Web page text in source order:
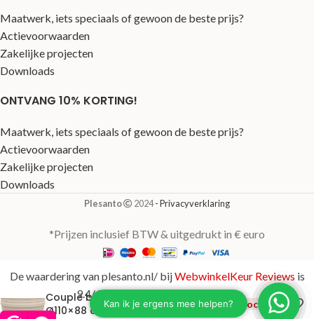
Maatwerk, iets speciaals of gewoon de beste prijs?
Actievoorwaarden
Zakelijke projecten
Downloads
ONTVANG 10% KORTING!
Maatwerk, iets speciaals of gewoon de beste prijs?
Actievoorwaarden
Zakelijke projecten
Downloads
Plesanto 2024- Privacyverklaring
*Prijzen inclusief BTW & uitgedrukt in € euro
Couple beige
Ø110×88 cm
€2.443,00 Uitverkocht
De waardering van plesanto.nl/ bijWebwinkelKeur Reviews is
9.4/10 gebaseerd op 123 reviews.